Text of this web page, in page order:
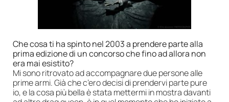
Che cosa ti ha spinto nel 2003 a prendere parte alla
prima edizione di un concorso che fino ad allora non
era mai esistito?
Mi sono ritrovato ad accompagnare due persone alle
prime armi. Già che c’ero decisi di prendervi parte pure
io, e la cosa più bella è stata mettermi in mostra davanti